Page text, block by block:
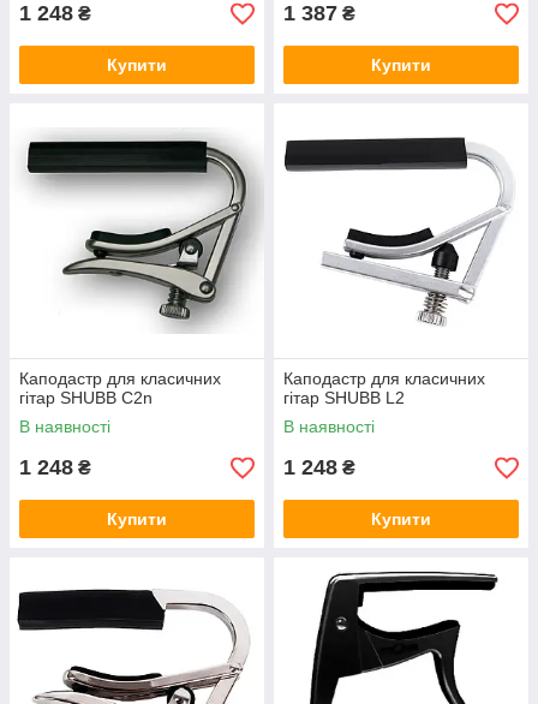
1 248 ₴
Купити
1 387 ₴
Купити
Каподастр для класичних
гітар SHUBB C2n
В наявності
1 248 ₴
Купити
Каподастр для класичних
гітар SHUBB L2
В наявності
1 248 ₴
Купити